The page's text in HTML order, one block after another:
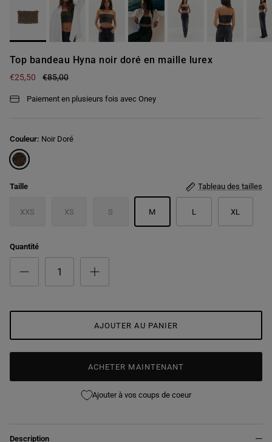
Top bandeau Hyna noir doré en maille lurex
€25,50 €85,00
Paiement en plusieurs fois avec Oney
Couleur: Noir Doré
Noir Doré
Taille Tableau des tailles
XXS XS S M L XL
Quantité
AJOUTER AU PANIER
ACHETER MAINTENANT
Ajouter à vos coups de coeur
Description